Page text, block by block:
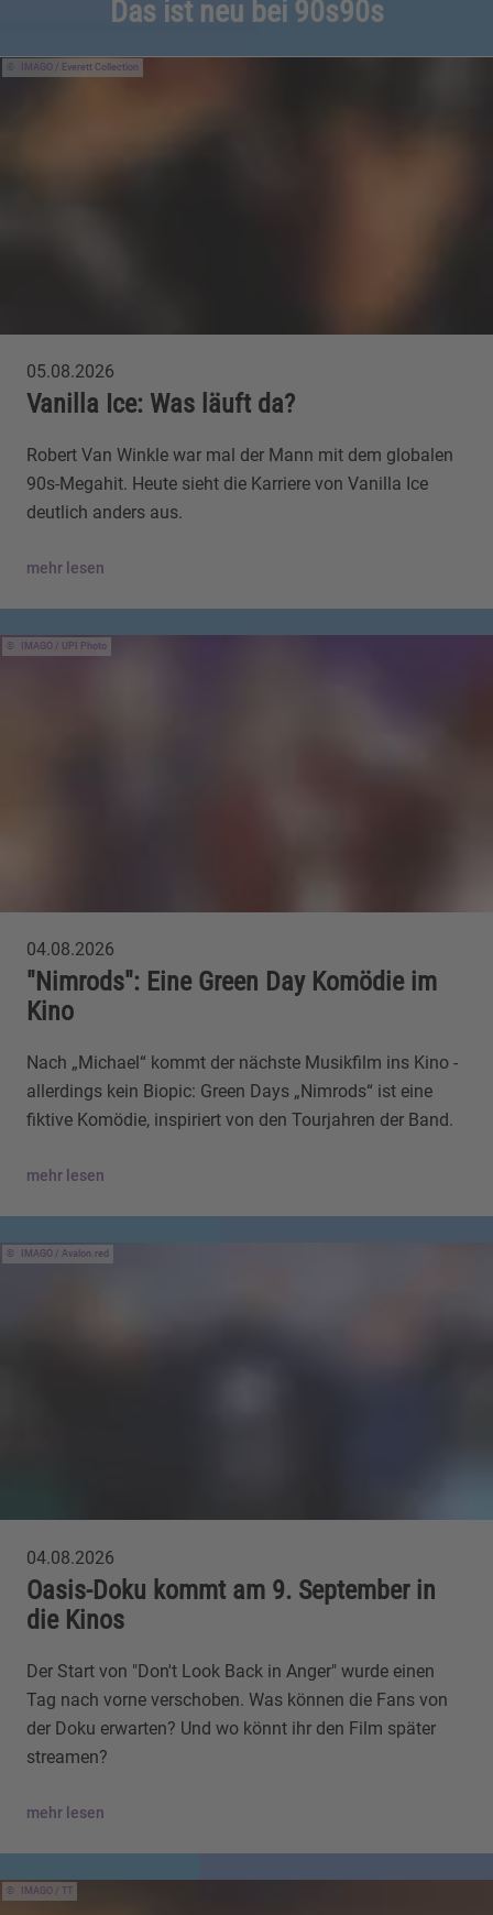
Das ist neu bei 90s90s
IMAGO / Everett Collection
05.08.2026
Vanilla Ice: Was läuft da?
Robert Van Winkle war mal der Mann mit dem globalen
90s-Megahit. Heute sieht die Karriere von Vanilla Ice
deutlich anders aus.
mehr lesen
IMAGO / UPI Photo
04.08.2026
"Nimrods": Eine Green Day Komödie im
Kino
Nach „Michael“ kommt der nächste Musikfilm ins Kino -
allerdings kein Biopic: Green Days „Nimrods“ ist eine
fiktive Komödie, inspiriert von den Tourjahren der Band.
mehr lesen
IMAGO / Avalon.red
04.08.2026
Oasis-Doku kommt am 9. September in
die Kinos
Der Start von "Don't Look Back in Anger" wurde einen
Tag nach vorne verschoben. Was können die Fans von
der Doku erwarten? Und wo könnt ihr den Film später
streamen?
mehr lesen
IMAGO / TT